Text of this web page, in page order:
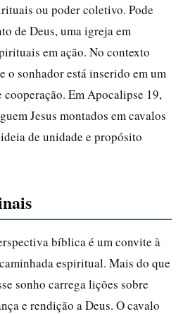
ou poder coletivo. Pode
de Deus, uma igreja em
em ação. No contexto
o sonhador está inserido em um
cooperação. Em Apocalipse 19,
Jesus montados em cavalos
de unidade e propósito
bíblica é um convite à
espiritual. Mais do que
sonho carrega lições sobre
e rendição a Deus. O cavalo